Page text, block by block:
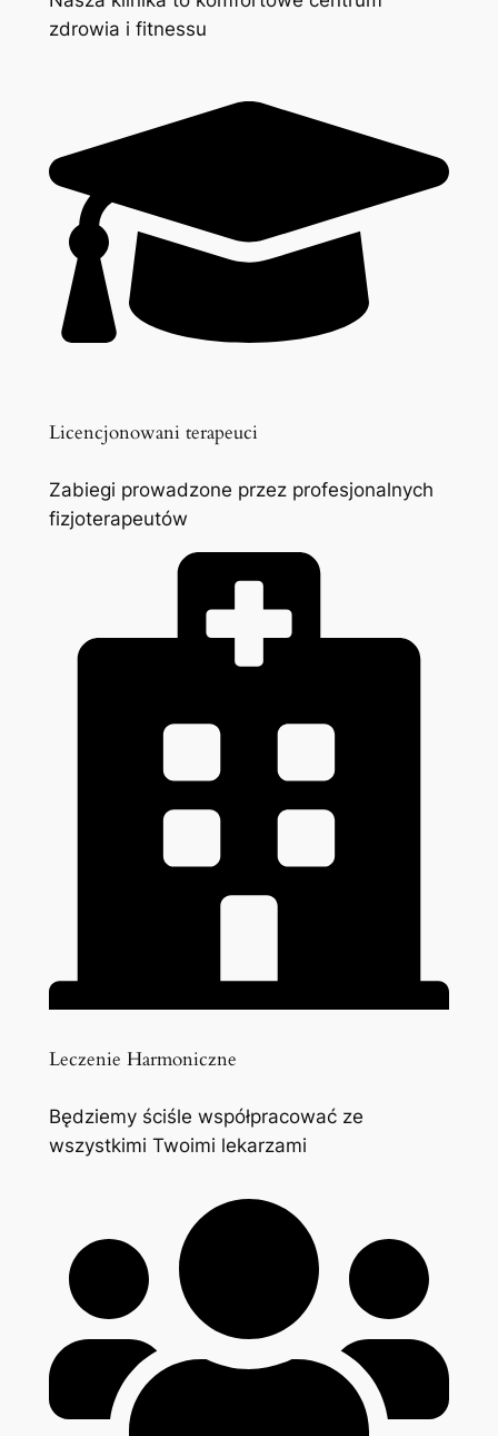
zdrowia i fitnessu
Licencjonowani terapeuci
Zabiegi prowadzone przez profesjonalnych
fizjoterapeutów
Leczenie Harmoniczne
Będziemy ściśle współpracować ze
wszystkimi Twoimi lekarzami